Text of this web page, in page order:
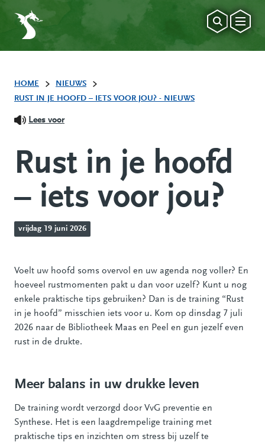
HOME
NIEUWS
RUST IN JE HOOFD – IETS VOOR JOU? - NIEUWS
Lees voor
Rust in je hoofd
– iets voor jou?
vrijdag 19 juni 2026
Voelt uw hoofd soms overvol en uw agenda nog voller? En
hoeveel rustmomenten pakt u dan voor uzelf? Kunt u nog
enkele praktische tips gebruiken? Dan is de training “Rust
in je hoofd” misschien iets voor u. Kom op dinsdag 7 juli
2026 naar de Bibliotheek Maas en Peel en gun jezelf even
rust in de drukte.
Meer balans in uw drukke leven
De training wordt verzorgd door VvG preventie en
Synthese. Het is een laagdrempelige training met
praktische tips en inzichten om stress bij uzelf te